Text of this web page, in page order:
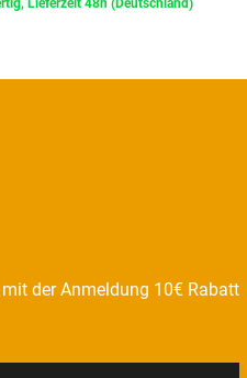
der Anmeldung 10€ Rabatt